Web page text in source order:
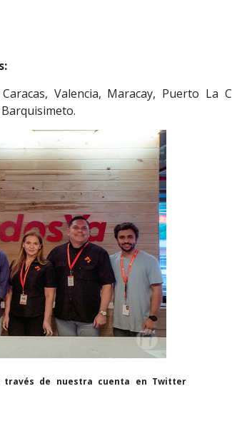
Valencia, Maracay, Puerto La
través de nuestra cuenta en Twitter